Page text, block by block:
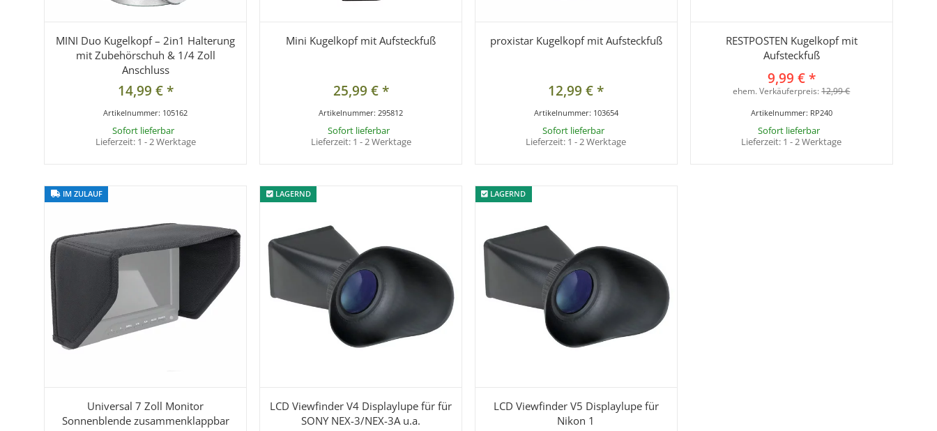
MINI Duo Kugelkopf – 2in1 Halterung
mit Zubehörschuh & 1/4 Zoll
Anschluss
14,99 €*
Artikelnummer: 105162
Sofort lieferbar
Lieferzeit: 1 - 2 Werktage
Mini Kugelkopf mit Aufsteckfuß
25,99 €*
Artikelnummer: 295812
Sofort lieferbar
Lieferzeit: 1 - 2 Werktage
proxistar Kugelkopf mit Aufsteckfuß
12,99 €*
Artikelnummer: 103654
Sofort lieferbar
Lieferzeit: 1 - 2 Werktage
RESTPOSTEN Kugelkopf mit
Aufsteckfuß
9,99 €*
ehem. Verkäuferpreis:12,99 €
Artikelnummer: RP240
Sofort lieferbar
Lieferzeit: 1 - 2 Werktage
IM ZULAUF
IM ZULAUF
Universal 7 Zoll Monitor
Sonnenblende zusammenklappbar
LAGERND
LAGERND
LCD Viewfinder V4 Displaylupe für für
SONY NEX-3/NEX-3A u.a.
LAGERND
LAGERND
LCD Viewfinder V5 Displaylupe für
Nikon 1